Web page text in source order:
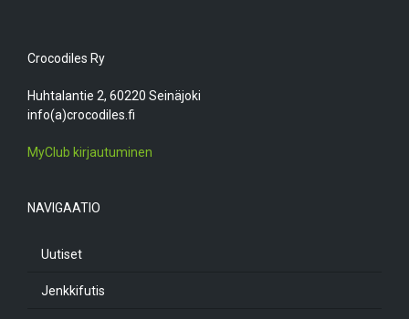
Crocodiles Ry
Huhtalantie 2, 60220 Seinäjoki
info(a)crocodiles.fi
MyClub kirjautuminen
NAVIGAATIO
Uutiset
Jenkkifutis